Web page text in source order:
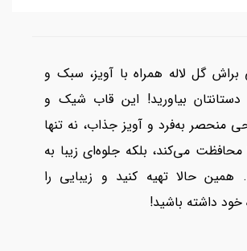
گل لاله همراه با آویز، سبک و
بیاورید! این قاب شیک و
منحصر به‌فرد و آویز جذاب، نه تنها
می‌کند، بلکه جلوه‌ای زیبا به
حالا تهیه کنید و زیبایی را
داشته باشید!